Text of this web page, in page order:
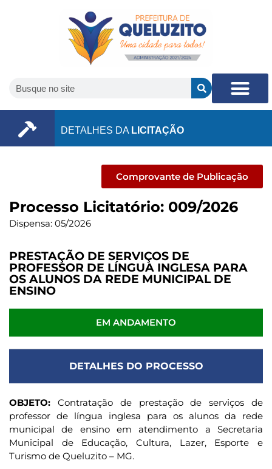
DETALHES DA LICITAÇÃO
Comprovante de Publicação
Processo Licitatório: 009/2026
Dispensa: 05/2026
PRESTAÇÃO DE SERVIÇOS DE
PROFESSOR DE LÍNGUA INGLESA PARA
OS ALUNOS DA REDE MUNICIPAL DE
ENSINO
EM ANDAMENTO
DETALHES DO PROCESSO
OBJETO: Contratação de prestação de serviços de
professor de língua inglesa para os alunos da rede
municipal de ensino em atendimento a Secretaria
Municipal de Educação, Cultura, Lazer, Esporte e
Turismo de Queluzito – MG.